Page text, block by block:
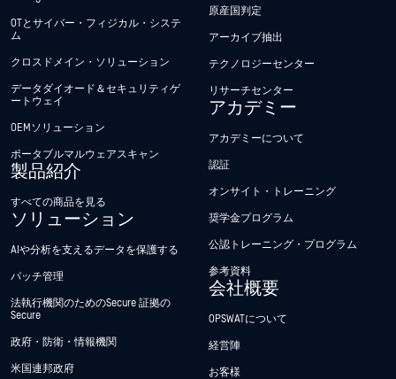
OTとサイバー・フィジカル・システ
ム
クロスドメイン・ソリューション
データダイオード＆セキュリティゲ
ートウェイ
OEMソリューション
ポータブルマルウェアスキャン
製品紹介
すべての商品を見る
ソリューション
AIや分析を支えるデータを保護する
パッチ管理
法執行機関のためのSecure 証拠の
Secure
政府・防衛・情報機関
米国連邦政府
原産国判定
アーカイブ抽出
テクノロジーセンター
リサーチセンター
アカデミー
アカデミーについて
認証
オンサイト・トレーニング
奨学金プログラム
公認トレーニング・プログラム
参考資料
会社概要
OPSWATについて
経営陣
お客様